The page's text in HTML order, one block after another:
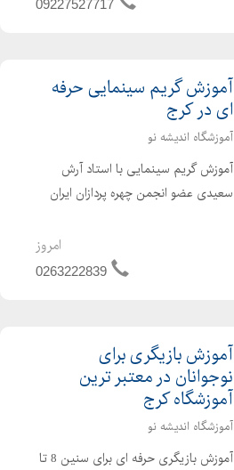
09227527717
آموزش گریم سینمایی حرفه
ای در کرج
آموزشگاه اندیشه نو
آموزش گریم سینمایی با استاد آرش
سعیدی عضو انجمن چهره پردازان ایران
سینمایی کارگاه بافت ریش و سبیل و
کارگاه های سلیکون و قالب سازی همراه
امروز
0263222839
آموزش بازیگری برای
نوجوانان در معتبر ترین
آموزشگاه کرج
آموزشگاه اندیشه نو
آموزش بازیگری حرفه ای برای سنین 8 تا